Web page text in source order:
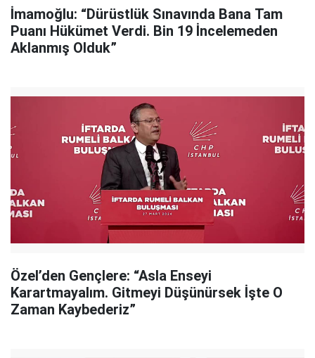
İmamoğlu: “Dürüstlük Sınavında Bana Tam
Puanı Hükümet Verdi. Bin 19 İncelemeden
Aklanmış Olduk”
Özel’den Gençlere: “Asla Enseyi
Karartmayalım. Gitmeyi Düşünürsek İşte O
Zaman Kaybederiz”